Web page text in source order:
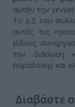
αυτήν την
Το Δ.Σ του
αυτές τις
είδους
την διάσωση
παράδοσης και
Διαβάστε